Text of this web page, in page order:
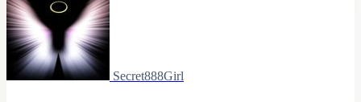
Secret888Girl